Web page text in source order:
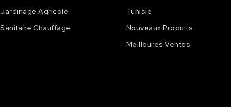
Jardinage Agricole
Sanitaire Chauffage
Tunisie
Nouveaux Produits
Meilleures Ventes